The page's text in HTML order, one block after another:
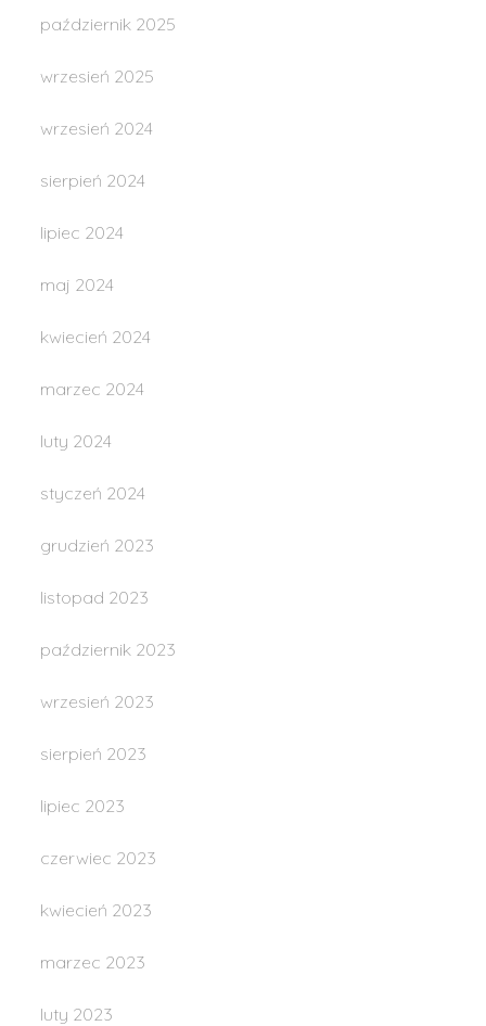
październik 2025
wrzesień 2025
wrzesień 2024
sierpień 2024
lipiec 2024
maj 2024
kwiecień 2024
marzec 2024
luty 2024
styczeń 2024
grudzień 2023
listopad 2023
październik 2023
wrzesień 2023
sierpień 2023
lipiec 2023
czerwiec 2023
kwiecień 2023
marzec 2023
luty 2023